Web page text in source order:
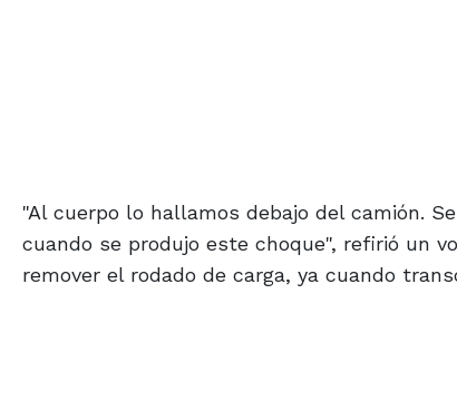
cuando se produjo este choque", refirió un
remover el rodado de carga, ya cuando